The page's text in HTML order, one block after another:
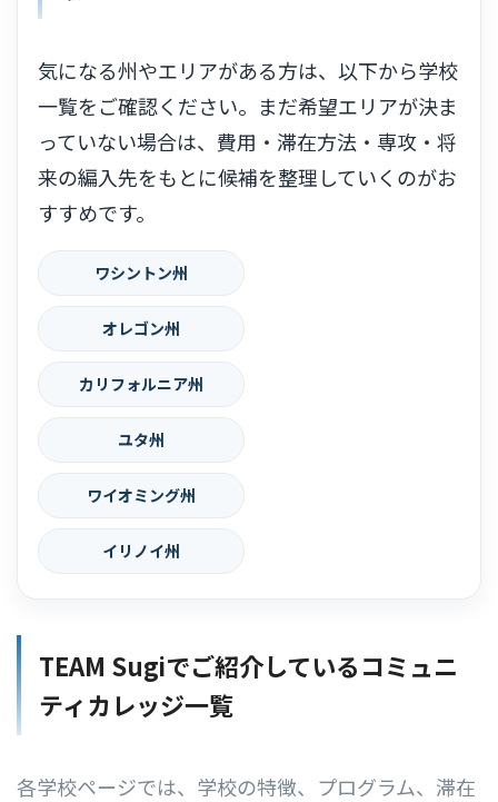
気になる州やエリアがある方は、以下から学校
一覧をご確認ください。まだ希望エリアが決ま
っていない場合は、費用・滞在方法・専攻・将
来の編入先をもとに候補を整理していくのがお
すすめです。
ワシントン州
オレゴン州
カリフォルニア州
ユタ州
ワイオミング州
イリノイ州
TEAM Sugiでご紹介しているコミュニ
ティカレッジ一覧
各学校ページでは、学校の特徴、プログラム、滞在